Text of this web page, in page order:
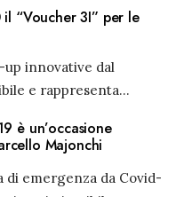
“Voucher 3I” per le
innovative dal
e rappresenta...
è un’occasione
Majonchi
di emergenza da Covid-